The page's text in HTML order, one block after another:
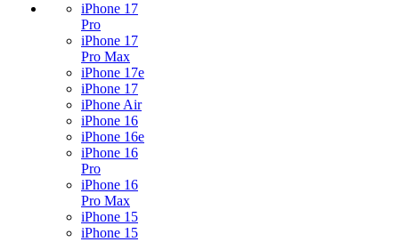
iPhone 17
Pro
iPhone 17
Pro Max
iPhone 17e
iPhone 17
iPhone Air
iPhone 16
iPhone 16e
iPhone 16
Pro
iPhone 16
Pro Max
iPhone 15
iPhone 15